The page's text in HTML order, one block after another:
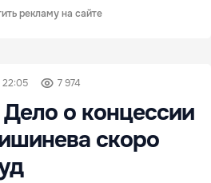
рекламу на сайте
22:05 7 974
о концессии
скоро